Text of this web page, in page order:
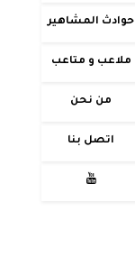
حوادث المشاهير
ملاعب و متاعب
من نحن
اتصل بنا
